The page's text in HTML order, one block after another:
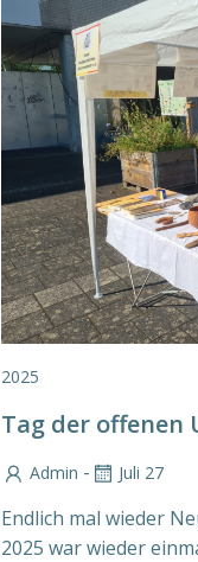
2025
Tag der offenen
Admin - Juli 27
Endlich mal wieder
2025 war wieder